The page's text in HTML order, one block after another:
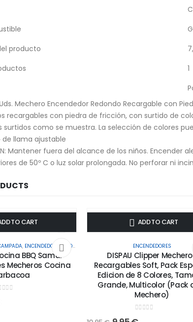
producto
1
Mechero Encendedor Redondo Recargable con
recargables con piedra de fricción, con surtido de
surtidos como se muestra. La selección de colores
de llama ajustable
Mantener fuera del alcance de los niños. Encender
de 50º C o luz solar prolongada. No perforar ni
TO CART
, ENCENDEDORES, HOME & KITCHEN UTENSILIOS Y ACCESORIOS DE
BBQ Samar
Mecheros Cocina
ADD TO CART
ENCENDEDORES
DISPAU Clipper
Recargables Soft, Pack
Edicion de 8 Colores,
Grande, Multicolor (Pack
Mechero)